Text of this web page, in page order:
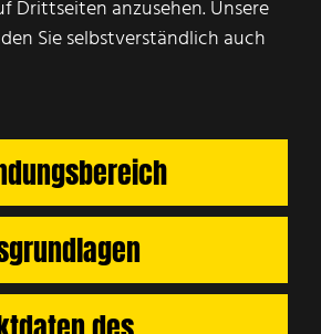
Drittseiten anzusehen. Unsere
Sie selbstverständlich auch